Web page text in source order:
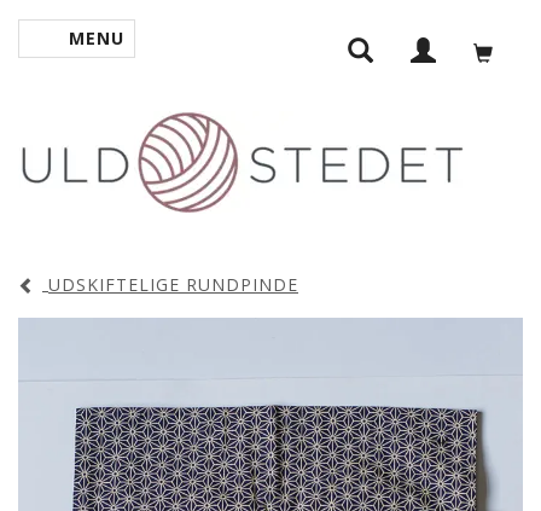
SKIFTE NAVIGATION
MENU
UDSKIFTELIGE RUNDPINDE